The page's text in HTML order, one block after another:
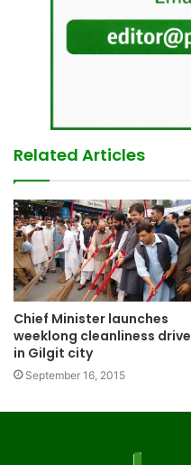
Related Articles
Chief Minister launches
weeklong cleanliness drive
in Gilgit city
September 16, 2015